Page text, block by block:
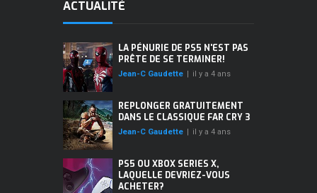
ACTUALITÉ
LA PÉNURIE DE PS5 N'EST PAS
PRÊTE DE SE TERMINER!
Jean-C Gaudette | il y a 4 ans
REPLONGER GRATUITEMENT
DANS LE CLASSIQUE FAR CRY 3
Jean-C Gaudette | il y a 4 ans
PS5 OU XBOX SERIES X,
LAQUELLE DEVRIEZ-VOUS
ACHETER?